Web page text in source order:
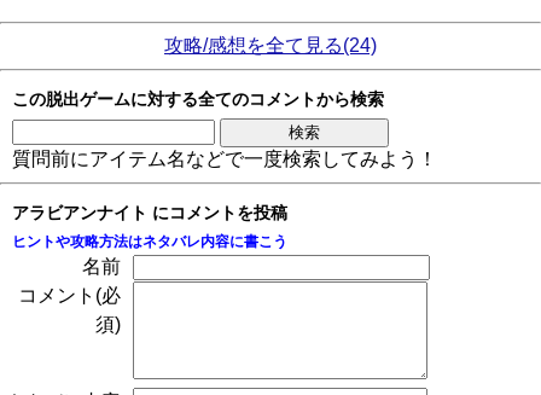
攻略/感想を全て見る(24)
この脱出ゲームに対する全てのコメントから検索
質問前にアイテム名などで一度検索してみよう！
アラビアンナイト にコメントを投稿
ヒントや攻略方法はネタバレ内容に書こう
名前
コメント(必
須)